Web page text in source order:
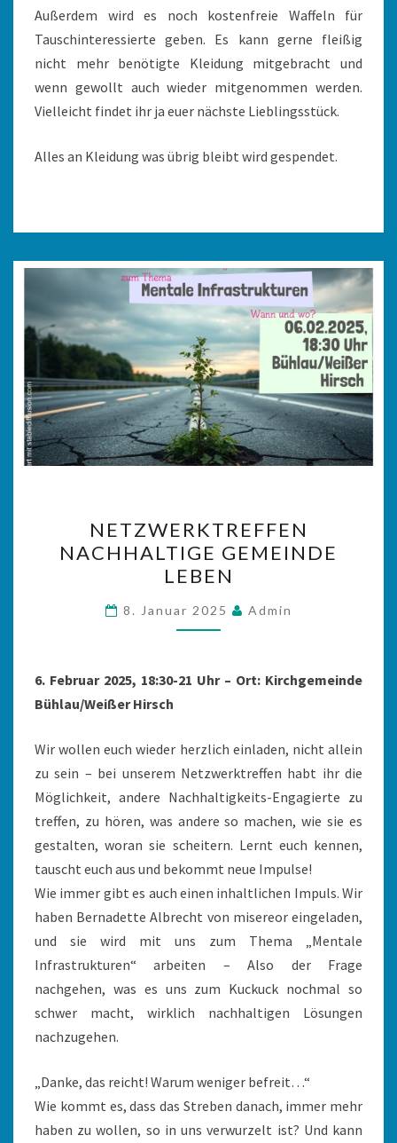
Außerdem wird es noch kostenfreie Waffeln für
Tauschinteressierte geben. Es kann gerne fleißig
nicht mehr benötigte Kleidung mitgebracht und
wenn gewollt auch wieder mitgenommen werden.
Vielleicht findet ihr ja euer nächste Lieblingsstück.
Alles an Kleidung was übrig bleibt wird gespendet.
NACHHALTIGE
GEMEINDE
LEBEN
NETZWERKTREFFEN
NACHHALTIGE GEMEINDE
LEBEN
8. Januar 2025 Admin
6. Februar 2025, 18:30-21 Uhr – Ort: Kirchgemeinde
Bühlau/Weißer Hirsch
Wir wollen euch wieder herzlich einladen, nicht allein
zu sein – bei unserem Netzwerktreffen habt ihr die
Möglichkeit, andere Nachhaltigkeits-Engagierte zu
treffen, zu hören, was andere so machen, wie sie es
gestalten, woran sie scheitern. Lernt euch kennen,
tauscht euch aus und bekommt neue Impulse!
Wie immer gibt es auch einen inhaltlichen Impuls. Wir
haben Bernadette Albrecht von misereor eingeladen,
und sie wird mit uns zum Thema „Mentale
Infrastrukturen“ arbeiten – Also der Frage
nachgehen, was es uns zum Kuckuck nochmal so
schwer macht, wirklich nachhaltigen Lösungen
nachzugehen.
„Danke, das reicht! Warum weniger befreit…“
Wie kommt es, dass das Streben danach, immer mehr
haben zu wollen, so in uns verwurzelt ist? Und kann